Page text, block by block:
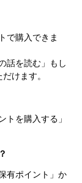
で購入できま
話を読む」もし
けます。
トを購入する」
有ポイント」か